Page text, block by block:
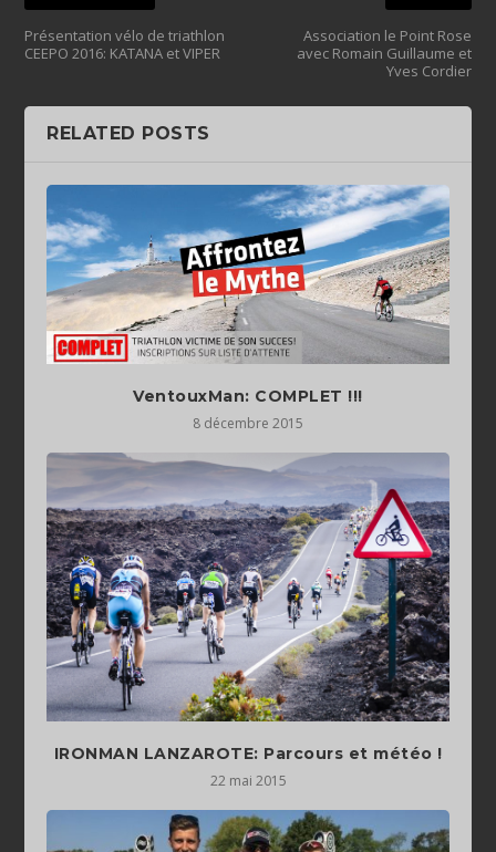
Présentation vélo de triathlon
CEEPO 2016: KATANA et VIPER
Association le Point Rose
avec Romain Guillaume et
Yves Cordier
RELATED POSTS
VentouxMan: COMPLET !!!
8 décembre 2015
IRONMAN LANZAROTE: Parcours et météo !
22 mai 2015